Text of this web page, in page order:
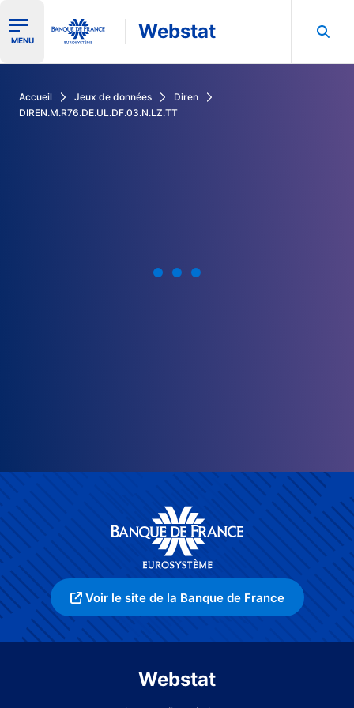
Ouvrir le menu de navigation
MENU Webstat
Accueil Jeux de données
Diren
DIREN.M.R76.DE.UL.DF.03.N.LZ.TT
Voir le site de la Banque de France
Webstat